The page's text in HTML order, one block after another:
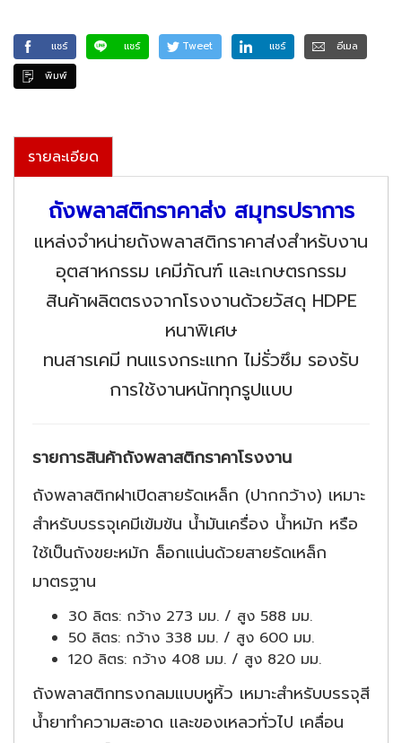
แชร์ แชร์ Tweet แชร์
อีเมล
พิมพ์
รายละเอียด
ถังพลาสติกราคาส่ง สมุทรปราการ
แหล่งจำหน่ายถังพลาสติกราคาส่งสำหรับงาน
อุตสาหกรรม เคมีภัณฑ์ และเกษตรกรรม
สินค้าผลิตตรงจากโรงงานด้วยวัสดุ HDPE
หนาพิเศษ
ทนสารเคมี ทนแรงกระแทก ไม่รั่วซึม รองรับ
การใช้งานหนักทุกรูปแบบ
รายการสินค้าถังพลาสติกราคาโรงงาน
ถังพลาสติกฝาเปิดสายรัดเหล็ก (ปากกว้าง) เหมาะ
สำหรับบรรจุเคมีเข้มข้น น้ำมันเครื่อง น้ำหมัก หรือ
ใช้เป็นถังขยะหมัก ล็อกแน่นด้วยสายรัดเหล็ก
มาตรฐาน
30 ลิตร: กว้าง 273 มม. / สูง 588 มม.
50 ลิตร: กว้าง 338 มม. / สูง 600 มม.
120 ลิตร: กว้าง 408 มม. / สูง 820 มม.
ถังพลาสติกทรงกลมแบบหูหิ้ว เหมาะสำหรับบรรจุสี
น้ำยาทำความสะอาด และของเหลวทั่วไป เคลื่อน